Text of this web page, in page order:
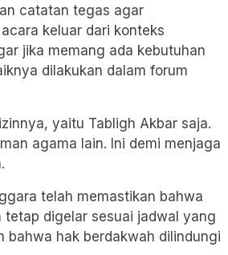
catatan tegas agar
keluar dari konteks
jika memang ada kebutuhan
dilakukan dalam forum
yaitu Tabligh Akbar saja.
agama lain. Ini demi menjaga
telah memastikan bahwa
tetap digelar sesuai jadwal yang
bahwa hak berdakwah dilindungi